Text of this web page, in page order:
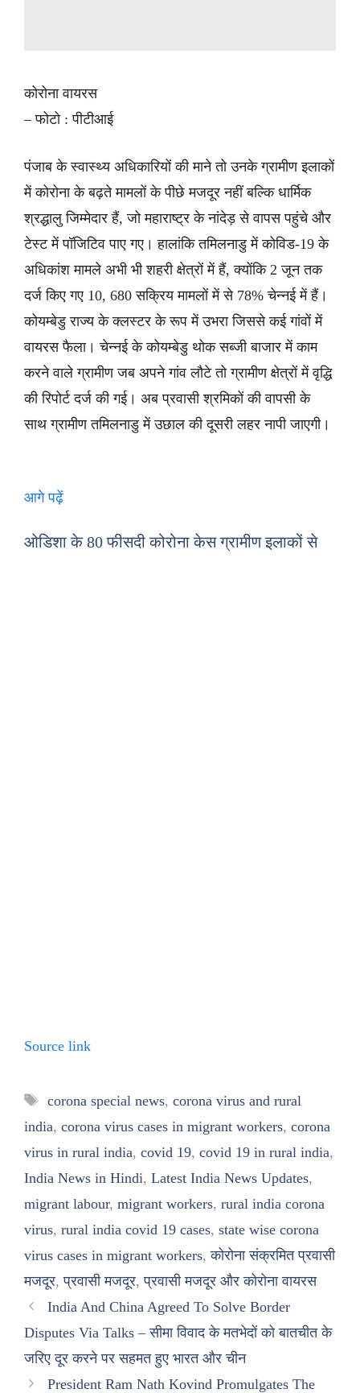
कोरोना वायरस
– फोटो : पीटीआई
पंजाब के स्वास्थ्य अधिकारियों की माने तो उनके ग्रामीण इलाकों
में कोरोना के बढ़ते मामलों के पीछे मजदूर नहीं बल्कि धार्मिक
श्रद्धालु जिम्मेदार हैं, जो महाराष्ट्र के नांदेड़ से वापस पहुंचे और
टेस्ट में पॉजिटिव पाए गए। हालांकि तमिलनाडु में कोविड-19 के
अधिकांश मामले अभी भी शहरी क्षेत्रों में हैं, क्योंकि 2 जून तक
दर्ज किए गए 10, 680 सक्रिय मामलों में से 78% चेन्नई में हैं।
कोयम्बेडु राज्य के क्लस्टर के रूप में उभरा जिससे कई गांवों में
वायरस फैला। चेन्नई के कोयम्बेडु थोक सब्जी बाजार में काम
करने वाले ग्रामीण जब अपने गांव लौटे तो ग्रामीण क्षेत्रों में वृद्धि
की रिपोर्ट दर्ज की गई। अब प्रवासी श्रमिकों की वापसी के
साथ ग्रामीण तमिलनाडु में उछाल की दूसरी लहर नापी जाएगी।
आगे पढ़ें
ओडिशा के 80 फीसदी कोरोना केस ग्रामीण इलाकों से
Source link
Tags
corona special news, corona virus and rural
india, corona virus cases in migrant workers, corona
virus in rural india, covid 19, covid 19 in rural india,
India News in Hindi, Latest India News Updates,
migrant labour, migrant workers, rural india corona
virus, rural india covid 19 cases, state wise corona
virus cases in migrant workers,कोरोना संक्रमित प्रवासी
मजदूर,प्रवासी मजदूर,प्रवासी मजदूर और कोरोना वायरस
India And China Agreed To Solve Border
Disputes Via Talks – सीमा विवाद के मतभेदों को बातचीत के
जरिए दूर करने पर सहमत हुए भारत और चीन
President Ram Nath Kovind Promulgates The